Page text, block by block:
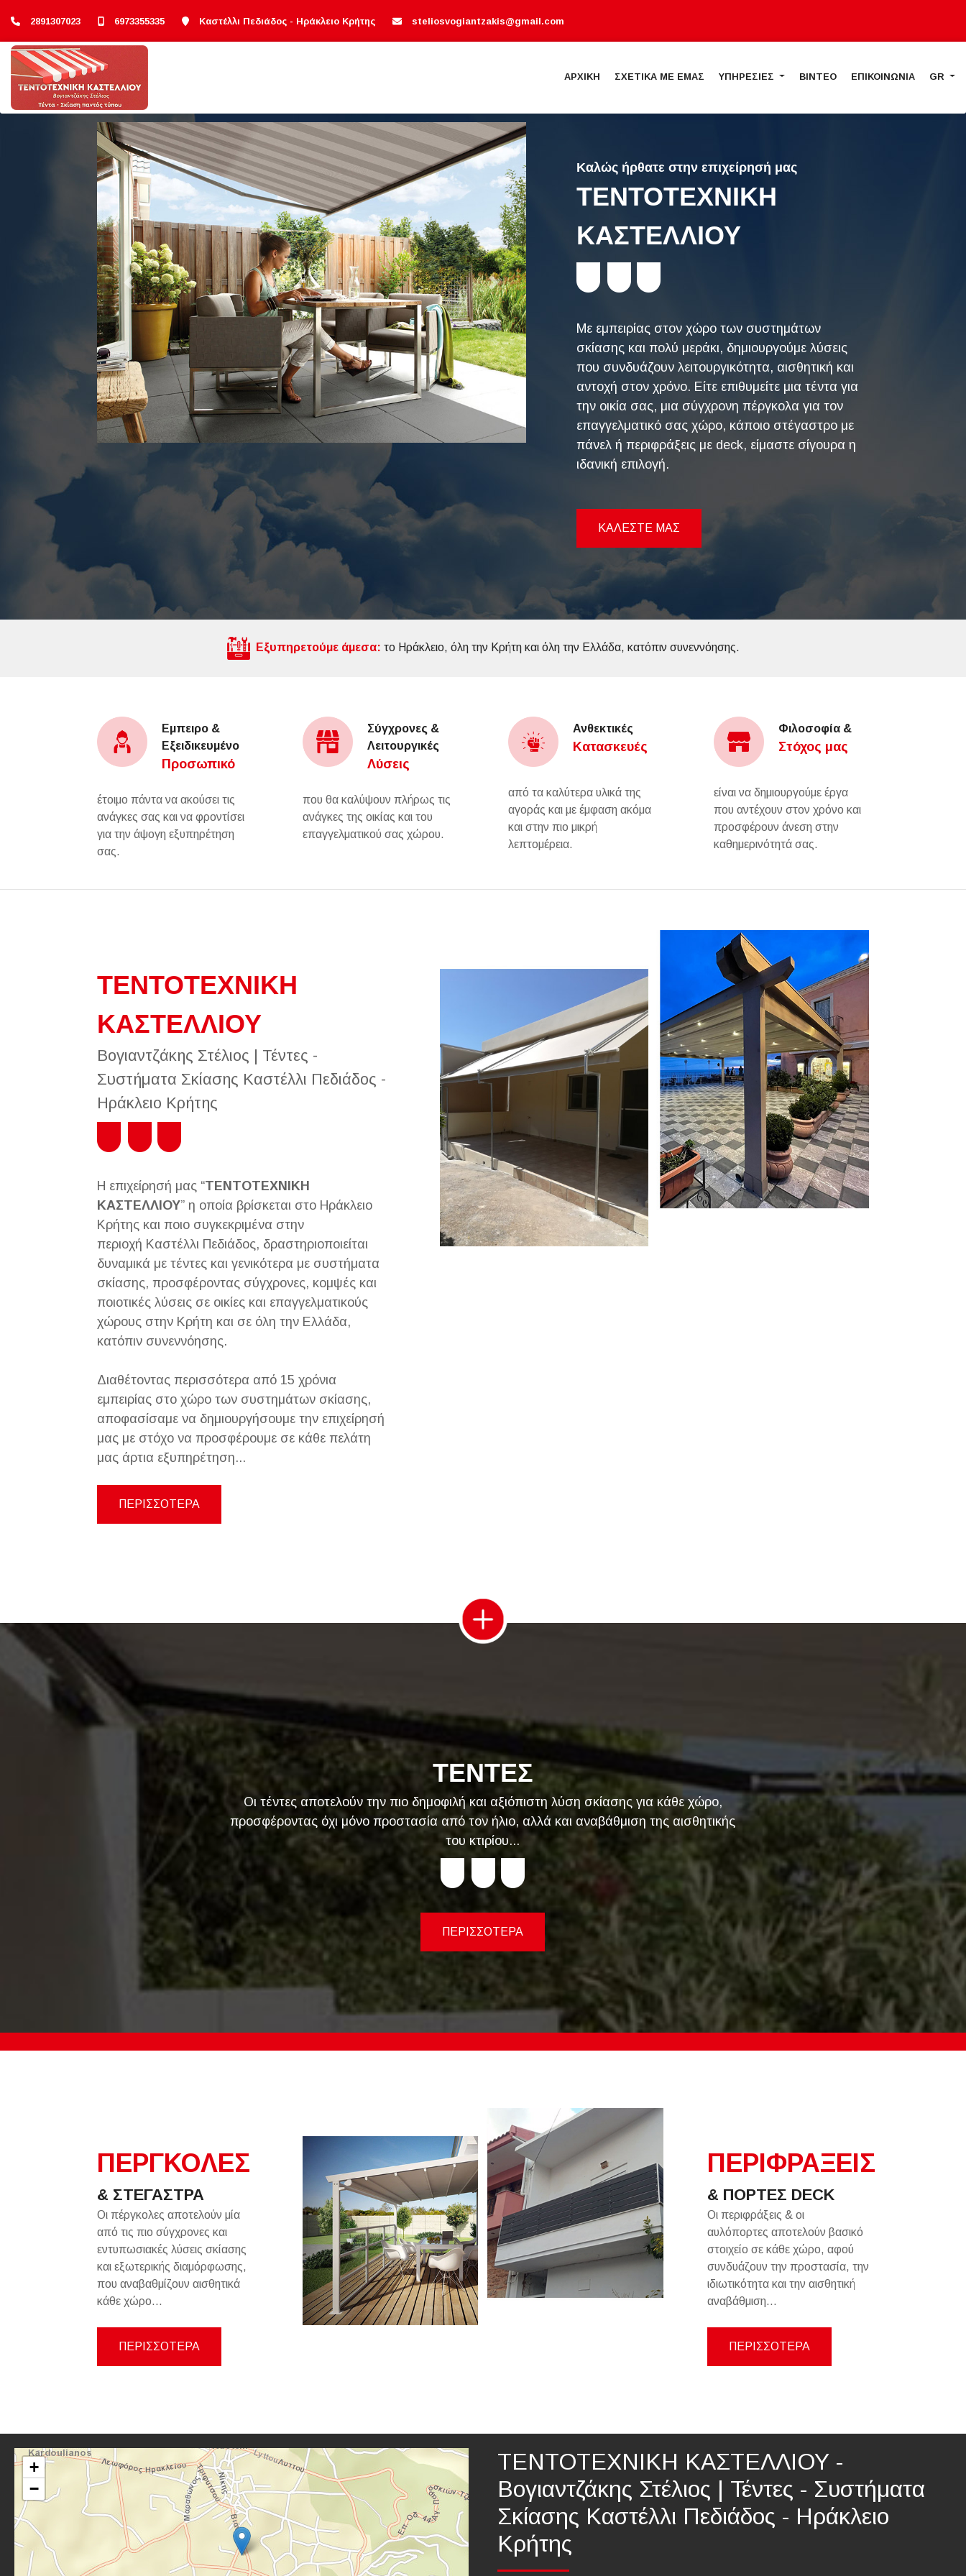
2891307023 6973355335 Καστέλλι Πεδιάδος - Ηράκλειο Κρήτης steliosvogiantzakis@gmail.com
ΑΡΧΙΚΗ ΣΧΕΤΙΚΑ ΜΕ ΕΜΑΣ ΥΠΗΡΕΣΙΕΣ ΒΙΝΤΕΟ ΕΠΙΚΟΙΝΩΝΙΑ GR
Καλώς ήρθατε στην επιχείρησή μας
ΤΕΝΤΟΤΕΧΝΙΚΗ
ΚΑΣΤΕΛΛΙΟΥ
Με εμπειρίας στον χώρο των συστημάτων
σκίασης και πολύ μεράκι, δημιουργούμε λύσεις
που συνδυάζουν λειτουργικότητα, αισθητική και
αντοχή στον χρόνο. Είτε επιθυμείτε μια τέντα για
την οικία σας, μια σύγχρονη πέργκολα για τον
επαγγελματικό σας χώρο, κάποιο στέγαστρο με
πάνελ ή περιφράξεις με deck, είμαστε σίγουρα η
ιδανική επιλογή.
ΚΑΛΕΣΤΕ ΜΑΣ
Εξυπηρετούμε άμεσα: το Ηράκλειο, όλη την Κρήτη και όλη την Ελλάδα, κατόπιν συνεννόησης.
Εμπειρο &
Εξειδικευμένο
Προσωπικό
έτοιμο πάντα να ακούσει τις
ανάγκες σας και να φροντίσει
για την άψογη εξυπηρέτηση
σας.
Σύγχρονες &
Λειτουργικές
Λύσεις
που θα καλύψουν πλήρως τις
ανάγκες της οικίας και του
επαγγελματικού σας χώρου.
Ανθεκτικές
Κατασκευές
από τα καλύτερα υλικά της
αγοράς και με έμφαση ακόμα
και στην πιο μικρή
λεπτομέρεια.
Φιλοσοφία &
Στόχος μας
είναι να δημιουργούμε έργα
που αντέχουν στον χρόνο και
προσφέρουν άνεση στην
καθημερινότητά σας.
ΤΕΝΤΟΤΕΧΝΙΚΗ
ΚΑΣΤΕΛΛΙΟΥ
Βογιαντζάκης Στέλιος | Τέντες -
Συστήματα Σκίασης Καστέλλι Πεδιάδος -
Ηράκλειο Κρήτης
Η επιχείρησή μας “ΤΕΝΤΟΤΕΧΝΙΚΗ
ΚΑΣΤΕΛΛΙΟΥ” η οποία βρίσκεται στο Ηράκλειο
Κρήτης και ποιο συγκεκριμένα στην
περιοχή Καστέλλι Πεδιάδος, δραστηριοποιείται
δυναμικά με τέντες και γενικότερα με συστήματα
σκίασης, προσφέροντας σύγχρονες, κομψές και
ποιοτικές λύσεις σε οικίες και επαγγελματικούς
χώρους στην Κρήτη και σε όλη την Ελλάδα,
κατόπιν συνεννόησης.
Διαθέτοντας περισσότερα από 15 χρόνια
εμπειρίας στο χώρο των συστημάτων σκίασης,
αποφασίσαμε να δημιουργήσουμε την επιχείρησή
μας με στόχο να προσφέρουμε σε κάθε πελάτη
μας άρτια εξυπηρέτηση...
ΠΕΡΙΣΣΟΤΕΡΑ
ΤΕΝΤΕΣ
Οι τέντες αποτελούν την πιο δημοφιλή και αξιόπιστη λύση σκίασης για κάθε χώρο,
προσφέροντας όχι μόνο προστασία από τον ήλιο, αλλά και αναβάθμιση της αισθητικής
του κτιρίου...
ΠΕΡΙΣΣΟΤΕΡΑ
ΠΕΡΓΚΟΛΕΣ
& ΣΤΕΓΑΣΤΡΑ
Οι πέργκολες αποτελούν μία
από τις πιο σύγχρονες και
εντυπωσιακές λύσεις σκίασης
και εξωτερικής διαμόρφωσης,
που αναβαθμίζουν αισθητικά
κάθε χώρο...
ΠΕΡΙΣΣΟΤΕΡΑ
ΠΕΡΙΦΡΑΞΕΙΣ
& ΠΟΡΤΕΣ DECK
Οι περιφράξεις & οι
αυλόπορτες αποτελούν βασικό
στοιχείο σε κάθε χώρο, αφού
συνδυάζουν την προστασία, την
ιδιωτικότητα και την αισθητική
αναβάθμιση...
ΠΕΡΙΣΣΟΤΕΡΑ
+
−
ΤΕΝΤΟΤΕΧΝΙΚΗ ΚΑΣΤΕΛΛΙΟΥ -
Βογιαντζάκης Στέλιος | Τέντες - Συστήματα
Σκίασης Καστέλλι Πεδιάδος - Ηράκλειο
Κρήτης